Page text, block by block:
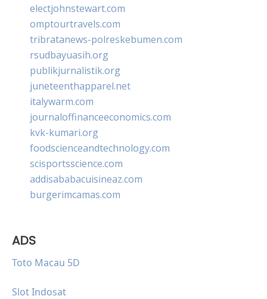
electjohnstewart.com
omptourtravels.com
tribratanews-polreskebumen.com
rsudbayuasih.org
publikjurnalistik.org
juneteenthapparel.net
italywarm.com
journaloffinanceeconomics.com
kvk-kumari.org
foodscienceandtechnology.com
scisportsscience.com
addisababacuisineaz.com
burgerimcamas.com
ADS
Toto Macau 5D
Slot Indosat